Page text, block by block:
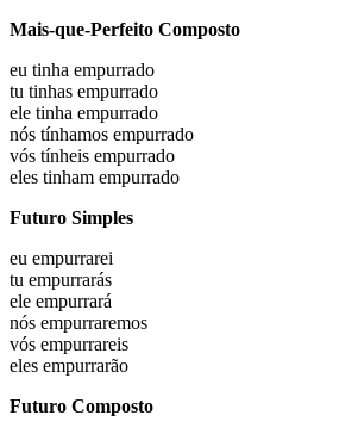
Mais-que-Perfeito Composto
eu tinha empurrado
tu tinhas empurrado
ele tinha empurrado
nós tínhamos empurrado
vós tínheis empurrado
eles tinham empurrado
Futuro Simples
eu empurrarei
tu empurrarás
ele empurrará
nós empurraremos
vós empurrareis
eles empurrarão
Futuro Composto